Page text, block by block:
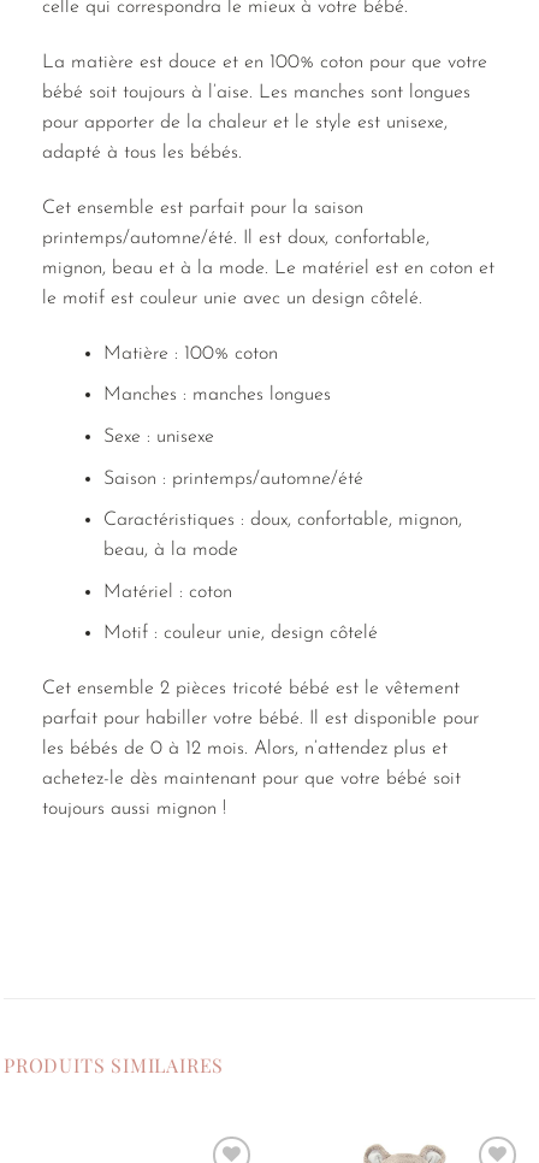
celle qui correspondra le mieux à votre bébé.
La matière est douce et en 100% coton pour que votre
bébé soit toujours à l’aise. Les manches sont longues
pour apporter de la chaleur et le style est unisexe,
adapté à tous les bébés.
Cet ensemble est parfait pour la saison
printemps/automne/été. Il est doux, confortable,
mignon, beau et à la mode. Le matériel est en coton et
le motif est couleur unie avec un design côtelé.
Matière : 100% coton
Manches : manches longues
Sexe : unisexe
Saison : printemps/automne/été
Caractéristiques : doux, confortable, mignon,
beau, à la mode
Matériel : coton
Motif : couleur unie, design côtelé
Cet ensemble 2 pièces tricoté bébé est le vêtement
parfait pour habiller votre bébé. Il est disponible pour
les bébés de 0 à 12 mois. Alors, n’attendez plus et
achetez-le dès maintenant pour que votre bébé soit
toujours aussi mignon !
PRODUITS SIMILAIRES